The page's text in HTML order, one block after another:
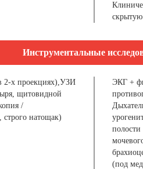
Инструментальные
2-х проекциях),УЗИ
щитовидной
/
натощак)
ЭКГ +
(под